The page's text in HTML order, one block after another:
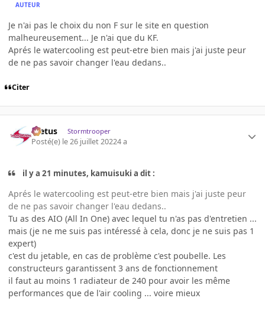
AUTEUR
Je n'ai pas le choix du non F sur le site en question
malheureusement... Je n'ai que du KF.
Aprés le watercooling est peut-etre bien mais j'ai juste peur
de ne pas savoir changer l'eau dedans..
Citer
foetus Stormtrooper
Posté(e) le 26 juillet 20224 a
il y a 21 minutes, kamuisuki a dit :
Aprés le watercooling est peut-etre bien mais j'ai juste peur
de ne pas savoir changer l'eau dedans..
Tu as des AIO (All In One) avec lequel tu n'as pas d'entretien ...
mais (je ne me suis pas intéressé à cela, donc je ne suis pas 1
expert)
c'est du jetable, en cas de problème c'est poubelle. Les
constructeurs garantissent 3 ans de fonctionnement
il faut au moins 1 radiateur de 240 pour avoir les même
performances que de l'air cooling ... voire mieux